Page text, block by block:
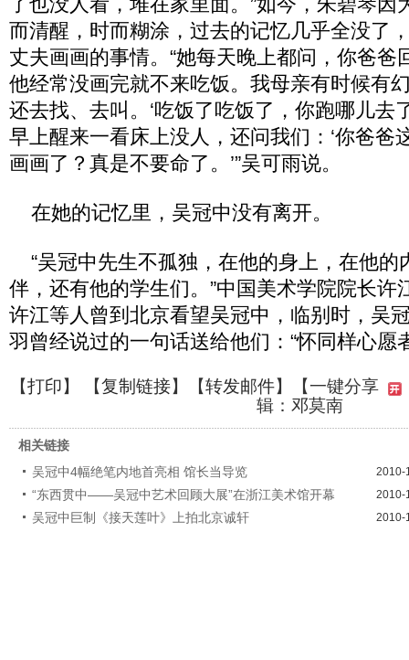
而清醒，时而糊涂，过去的记忆几乎全没了
丈夫画画的事情。“她每天晚上都问，你爸爸
他经常没画完就不来吃饭。我母亲有时候有
还去找、去叫。‘吃饭了吃饭了，你跑哪儿去
早上醒来一看床上没人，还问我们：‘你爸爸
画画了？真是不要命了。’”吴可雨说。
在她的记忆里，吴冠中没有离开。
“吴冠中先生不孤独，在他的身上，在他的
伴，还有他的学生们。”中国美术学院院长许
许江等人曾到北京看望吴冠中，临别时，吴
羽曾经说过的一句话送给他们：“怀同样心愿
【打印】 【复制链接】【转发邮件】
【一键分享
辑：邓莫南
相关链接
吴冠中4幅绝笔内地首亮相 馆长当导览
2010-
“东西贯中——吴冠中艺术回顾大展”在浙江美术馆开幕 2010-
吴冠中巨制《接天莲叶》上拍北京诚轩 2010-